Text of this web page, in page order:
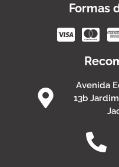
Formas
Avenida
13b